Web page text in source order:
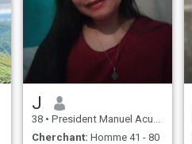
J
38 • President Manuel Acuña Roxas, Zamboanga del Norte, Philippin...
Cherchant: Homme 41 - 80